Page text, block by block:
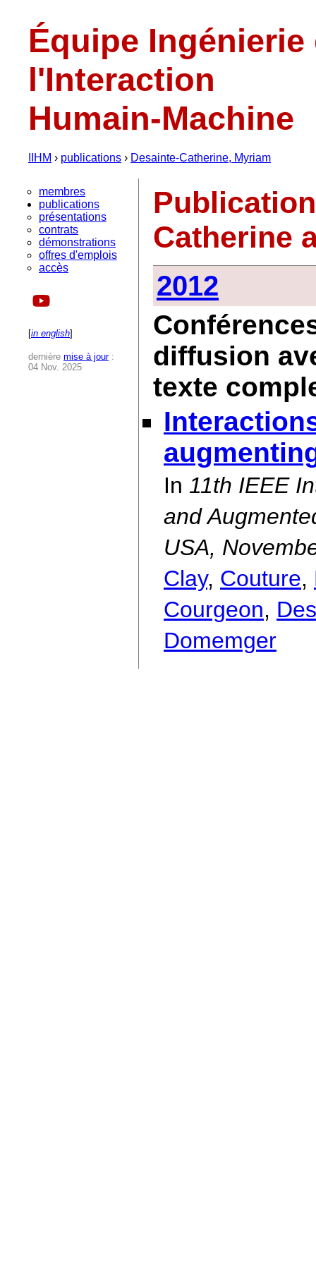
Équipe Ingénierie
l'Interaction
Humain-Machine
IIHM › publications › Desainte-Catherine, Myriam
membres
publications
présentations
contrats
démonstrations
offres d'emplois
accès
[in english]
dernière mise à jour:
04 Nov. 2025
Catherine
2012
diffusion
texte
In 11th IEEE
and
USA,
Clay, Couture,
Courgeon,
Domemger